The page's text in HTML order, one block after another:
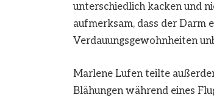
unterschiedlich kacken und
aufmerksam, dass der Darm
Verdauungsgewohnheiten
Marlene Lufen teilte
Blähungen während eines